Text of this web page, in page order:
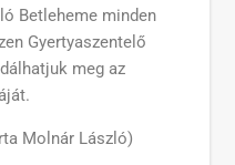
Betleheme minden
Gyertyaszentelő
meg az
Molnár László)